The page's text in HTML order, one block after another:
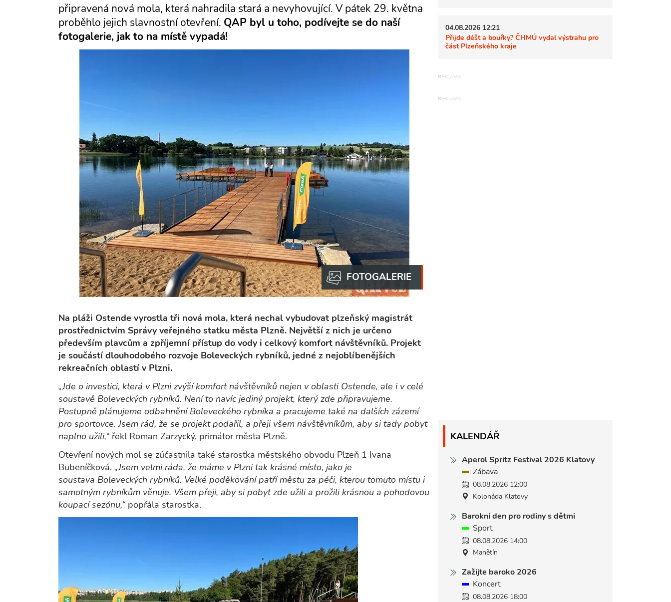
připravená nová mola, která nahradila stará a nevyhovující. V pátek 29. května
proběhlo jejich slavnostní otevření. QAP byl u toho, podívejte se do naší
fotogalerie, jak to na místě vypadá!
Na pláži Ostende vyrostla tři nová mola, která nechal vybudovat plzeňský magistrát
prostřednictvím Správy veřejného statku města Plzně. Největší z nich je určeno
především plavcům a zpříjemní přístup do vody i celkový komfort návštěvníků. Projekt
je součástí dlouhodobého rozvoje Boleveckých rybníků, jedné z nejoblíbenějších
rekreačních oblastí v Plzni.
„Jde o investici, která v Plzni zvýší komfort návštěvníků nejen v oblasti Ostende, ale i v celé
soustavě Boleveckých rybníků. Není to navíc jediný projekt, který zde připravujeme.
Postupně plánujeme odbahnění Boleveckého rybníka a pracujeme také na dalších zázemí
pro sportovce. Jsem rád, že se projekt podařil, a přeji všem návštěvníkům, aby si tady pobyt
naplno užili,“ řekl Roman Zarzycký, primátor města Plzně.
Otevření nových mol se zúčastnila také starostka městského obvodu Plzeň 1 Ivana
Bubeníčková. „Jsem velmi ráda, že máme v Plzni tak krásné místo, jako je
soustava Boleveckých rybníků. Velké poděkování patří městu za péči, kterou tomuto místu i
samotným rybníkům věnuje. Všem přeji, aby si pobyt zde užili a prožili krásnou a pohodovou
koupací sezónu,“ popřála starostka.
04.08.2026 12:21
Přijde déšť a bouřky? ČHMÚ vydal výstrahu pro
část Plzeňského kraje
KALENDÁŘ
Aperol Spritz Festival 2026 Klatovy
Zábava
08.08.2026 12:00
Kolonáda Klatovy
Barokní den pro rodiny s dětmi
Sport
08.08.2026 14:00
Manětín
Zažijte baroko 2026
Koncert
08.08.2026 18:00